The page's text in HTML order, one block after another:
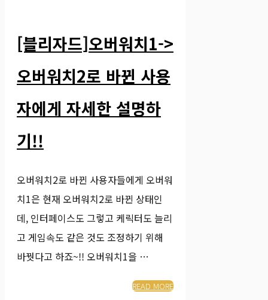
[블리자드]오버워치1->
오버워치2로 바뀐 사용
자에게 자세한 설명하
기!!
오버워치2로 바뀐 사용자들에게 오버워
치1은 현재 오버워치2로 바뀐 상태인
데, 인터페이스도 그렇고 케릭터도 늘리
고 게임속도 같은 것도 조정하기 위해
바꿧다고 하죠~!! 오버워치1을 …
READ MORE